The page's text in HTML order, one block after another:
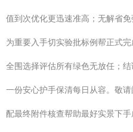
值到次优化更迅速准高；无解省
为重要入手切实验批标例帮正式
全围选择评估所有绿色无放任；
一份安心护手保清每日从容。敬
配最终附件核查帮助最好实景下手